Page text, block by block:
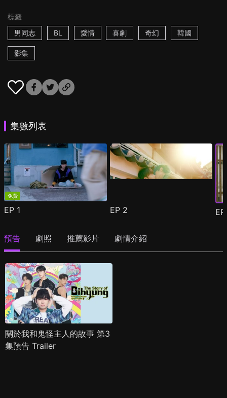
標籤
男同志
BL 愛情 喜劇 奇幻 韓國
影集
集數列表
免費
EP 1 EP 2
預告 劇照 推薦影片 劇情介紹
關於我和鬼怪主人的故事 第3
集預告 Trailer